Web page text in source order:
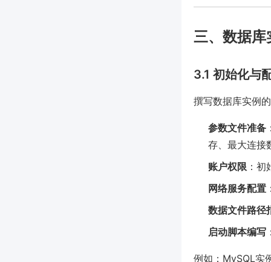
三、数据库
3.1 初始化与
撰写数据库实例
参数文件准备
存、最大连接
账户权限 ：
网络服务配置
数据文件路径
启动脚本编写
例如：MySQL实